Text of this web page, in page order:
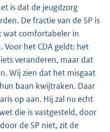
is dat de jeugdzorg
De fractie van de SP is
wat comfortabeler in
Voor het CDA geldt: het
veranderen, maar dat
Wij zien dat het misgaat
baan kwijtraken. Daar
op aan. Hij zal nu echt
die is vastgesteld, door
de SP niet, zit de